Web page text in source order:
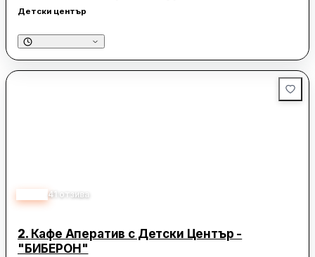
Детски център
41 отзива
2. Кафе Аператив с Детски Център -
"БИБЕРОН"